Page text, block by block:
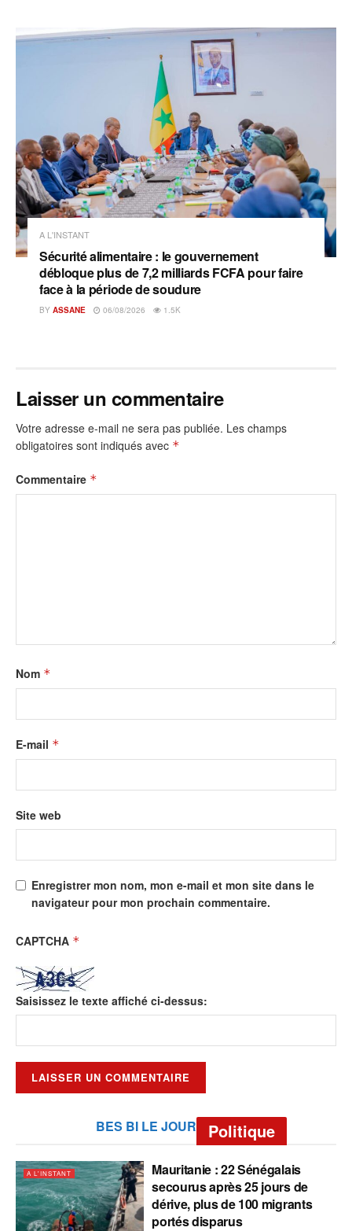
A L'INSTANT
Sécurité alimentaire : le gouvernement
débloque plus de 7,2 milliards FCFA pour faire
face à la période de soudure
BY ASSANE 06/08/2026 1.5K
Laisser un commentaire
Votre adresse e-mail ne sera pas publiée. Les champs
obligatoires sont indiqués avec *
Commentaire *
Nom *
E-mail *
Site web
Enregistrer mon nom, mon e-mail et mon site dans le
navigateur pour mon prochain commentaire.
CAPTCHA *
Saisissez le texte affiché ci-dessus:
BES BI LE JOUR Politique
A L'INSTANT
Mauritanie : 22 Sénégalais
secourus après 25 jours de
dérive, plus de 100 migrants
portés disparus